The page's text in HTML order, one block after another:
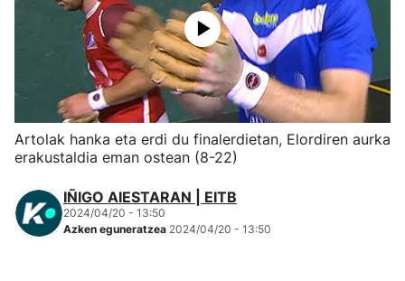
Herri-kirolak
Eskubaloia
Kirolak 360
Mendi-lasterketak
Artolak hanka eta erdi du finalerdietan, Elordiren aurka
erakustaldia eman ostean (8-22)
IÑIGO AIESTARAN | EITB
2024/04/20 - 13:50
Azken eguneratzea 2024/04/20 - 13:50